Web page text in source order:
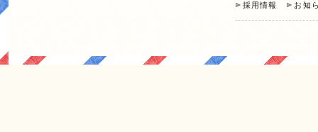
採用情報
お知